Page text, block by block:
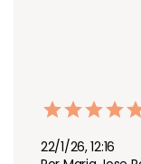
22/1/26, 12:16